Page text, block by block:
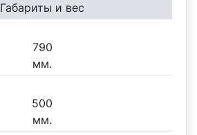
Габариты и вес
790
мм.
500
мм.